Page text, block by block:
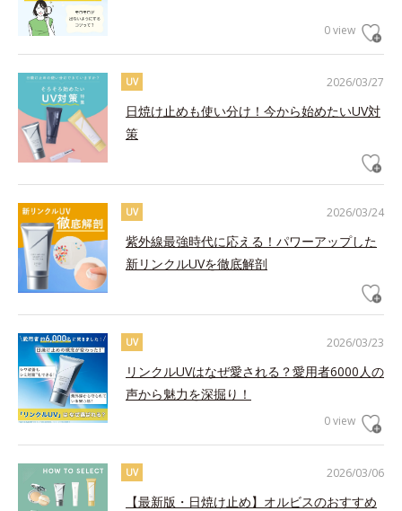
0 view
2026/03/27
UV
日焼け止めも使い分け！今から始めたいUV対
策
2026/03/24
UV
紫外線最強時代に応える！パワーアップした
新リンクルUVを徹底解剖
2026/03/23
UV
リンクルUVはなぜ愛される？愛用者6000人の
声から魅力を深掘り！
0 view
2026/03/06
UV
【最新版・日焼け止め】オルビスのおすすめ